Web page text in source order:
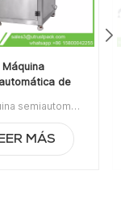
Máquina
de
con relleno de
La máquina semiautomática de envasado de latas al vacío con relleno de nitrógeno se usa ampliamente en la industria alimentaria, química, farmacéutica y de bebidas, aplicable para latas de plástico / estaño / aluminio, botellas, contenedores de frascos, etc.Artículo No:UT1BFG6La orden mínima:1Pago:TTPuerto de embarque:CantónRegión original:Guangzhou, ChinaTiempo de espera:15 días después de recibir el depósito
MÁS